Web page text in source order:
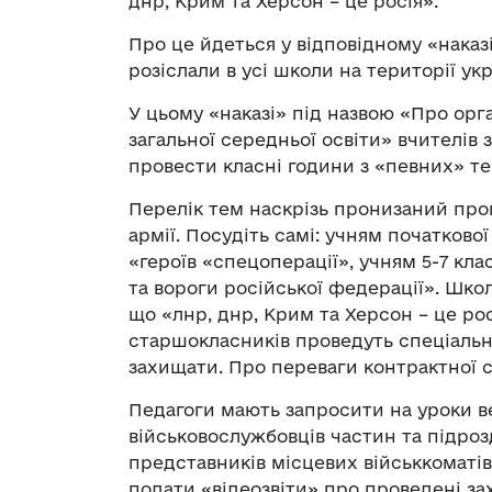
Про це йдеться у відповідному
розіслали в усі школи на території
У цьому «наказі» під назвою «Про
загальної середньої освіти» вчителів
провести класні години з «певних»
Перелік тем наскрізь пронизаний
армії. Посудіть самі: учням
«героїв «спецоперації», учням 5-7
та вороги російської федерації».
що «лнр, днр, Крим та Херсон – це
старшокласників проведуть
захищати. Про переваги
Педагоги мають запросити на уроки
військовослужбовців частин та
представників місцевих